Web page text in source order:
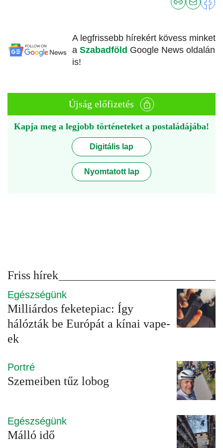
A legfrissebb hírekért kövess minket
a Szabadföld Google News oldalán
is!
Újság előfizetés
Kapja meg a legjobb történeteket a postaládájába!
Digitális lap
Nyomtatott lap
Friss hírek
Egészségünk
Milliárdos feketepiac: Így
hálózták be Európát a kínai vape-
ek
Portré
Szemeiben tűz lobog
Egészségünk
Málló idő